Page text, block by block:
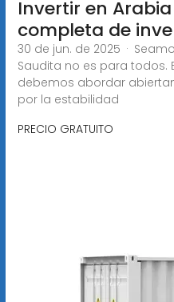
Invertir en
completa de
30 de jun. de 2025 ·
Saudita no es para todos.
debemos abordar
por la estabilidad
PRECIO GRATUITO